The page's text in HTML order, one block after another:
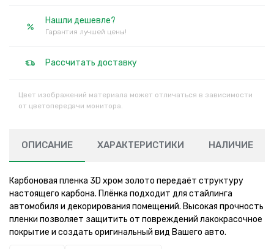
Нашли дешевле?
Гарантия лучшей цены!
Рассчитать доставку
Цвет изображений материала может отличаться в зависимости
от цветопередачи монитора.
ОПИСАНИЕ ХАРАКТЕРИСТИКИ НАЛИЧИЕ
Карбоновая пленка 3D хром золото передаёт структуру
настоящего карбона. Плёнка подходит для стайлинга
автомобиля и декорирования помещений. Высокая прочность
пленки позволяет защитить от повреждений лакокрасочное
покрытие и создать оригинальный вид Вашего авто.